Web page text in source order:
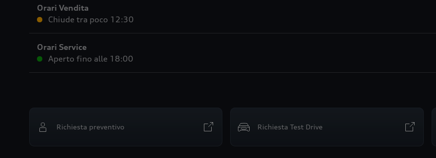
Orari Vendita
Chiude tra poco 12:30
Orari Service
Aperto fino alle 18:00
Richiesta preventivo Richiesta Test Drive